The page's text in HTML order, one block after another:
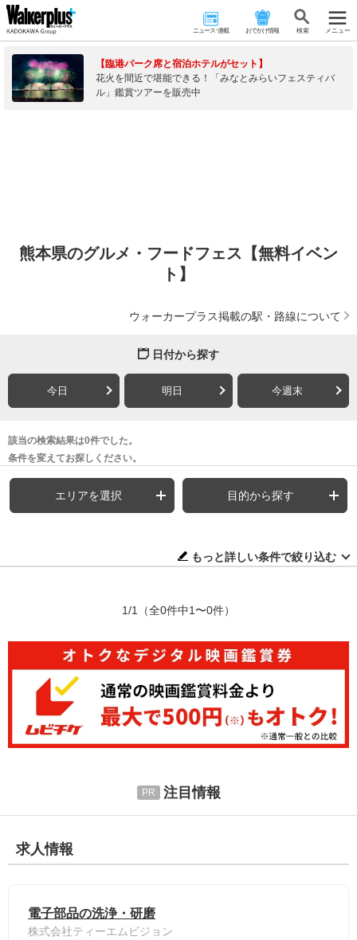
ニュース･連載 おでかけ情報 検 索 メニュー
【臨港パーク席と宿泊ホテルがセット】
花火を間近で堪能できる！「みなとみらいフェスティバ
ル」鑑賞ツアーを販売中
熊本県のグルメ・フードフェス【無料イベン
ト】
ウォーカープラス掲載の駅・路線について
日付から探す
今日 明日 今週末
該当の検索結果は0件でした。
条件を変えてお探しください。
エリアを選択 目的から探す
もっと詳しい条件で絞り込む
1/1 （全0件中1〜0件）
注目情報
求人情報
電子部品の洗浄・研磨
株式会社ティーエムビジョン